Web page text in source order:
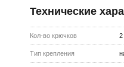
Технические
Кол-во крючков 2
Тип крепления